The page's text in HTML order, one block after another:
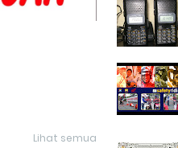
Lihat semua